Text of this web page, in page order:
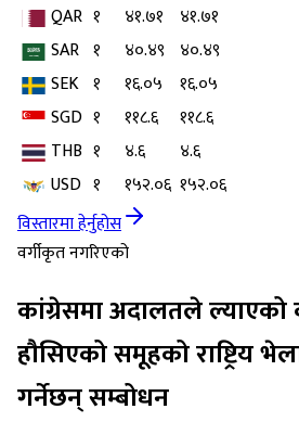
QAR १ ४१.७१
४१.७१
SAR १ ४०.४९ ४०.४९
SEK १ १६.०५
१६.०५
SGD १ ११८.६
११८.६
THB १ ४.६
४.६
USD १ १५२.०६ १५२.०६
विस्तारमा हेर्नुहोस
वर्गीकृत नगरिएको
कांग्रेसमा अदालतले ल्याएको
हौसिएको समूहको राष्ट्रिय
गर्नेछन् सम्बोधन